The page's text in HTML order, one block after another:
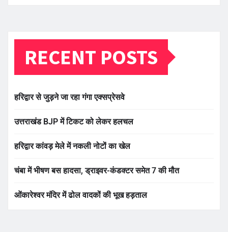
RECENT POSTS
हरिद्वार से जुड़ने जा रहा गंगा एक्सप्रेसवे
उत्तराखंड BJP में टिकट को लेकर हलचल
हरिद्वार कांवड़ मेले में नकली नोटों का खेल
चंबा में भीषण बस हादसा, ड्राइवर-कंडक्टर समेत 7 की मौत
ओंकारेश्वर मंदिर में ढोल वादकों की भूख हड़ताल